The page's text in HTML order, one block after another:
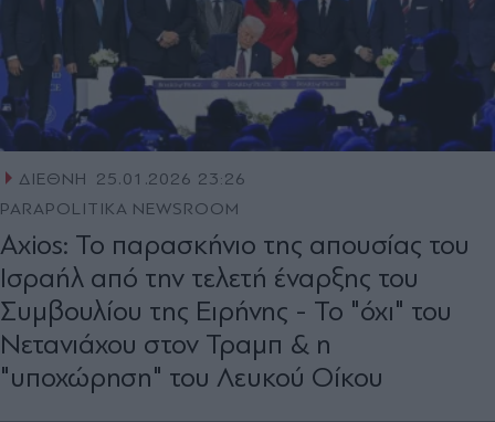
ΔΙΕΘΝΗ
25.01.2026 23:26
PARAPOLITIKA NEWSROOM
Axios: Το παρασκήνιο της απουσίας του
Ισραήλ από την τελετή έναρξης του
Συμβουλίου της Ειρήνης - Το "όχι" του
Νετανιάχου στον Τραμπ & η
"υποχώρηση" του Λευκού Οίκου